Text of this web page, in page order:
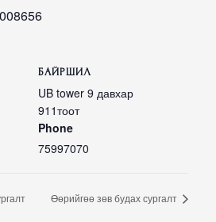
БАЙРШИЛ
UB tower 9 давхар
911тоот
Phone
75997070
Өөрийгөө зөв будах сургалт